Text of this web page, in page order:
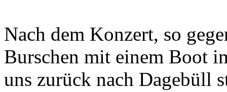
Nach dem Konzert, so
Burschen mit einem Boot
uns zurück nach Dagebüll